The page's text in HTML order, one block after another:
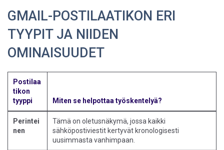
GMAIL-POSTILAATIKON ERI
TYYPIT JA NIIDEN
OMINAISUUDET
Postilaa
tikon
tyyppi
Miten se helpottaa työskentelyä?
Perintei
nen
Tämä on oletusnäkymä, jossa kaikki
sähköpostiviestit kertyvät kronologisesti
uusimmasta vanhimpaan.